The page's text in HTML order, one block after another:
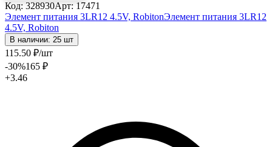
Код: 328930Арт: 17471
Элемент питания 3LR12 4.5V, RobitonЭлемент питания 3LR12
4.5V, Robiton
В наличии: 25 шт
115.50 ₽/шт
-30%165 ₽
+3.46